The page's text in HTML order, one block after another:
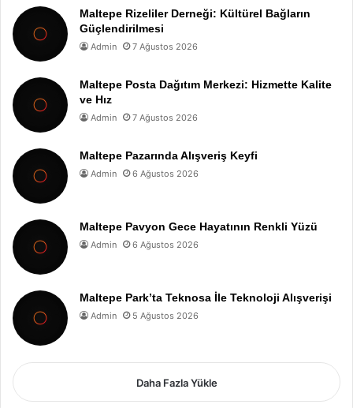
Maltepe Rizeliler Derneği: Kültürel Bağların
Güçlendirilmesi
Admin 7 Ağustos 2026
Maltepe Posta Dağıtım Merkezi: Hizmette Kalite
ve Hız
Admin 7 Ağustos 2026
Maltepe Pazarında Alışveriş Keyfi
Admin 6 Ağustos 2026
Maltepe Pavyon Gece Hayatının Renkli Yüzü
Admin 6 Ağustos 2026
Maltepe Park’ta Teknosa İle Teknoloji Alışverişi
Admin 5 Ağustos 2026
Daha Fazla Yükle